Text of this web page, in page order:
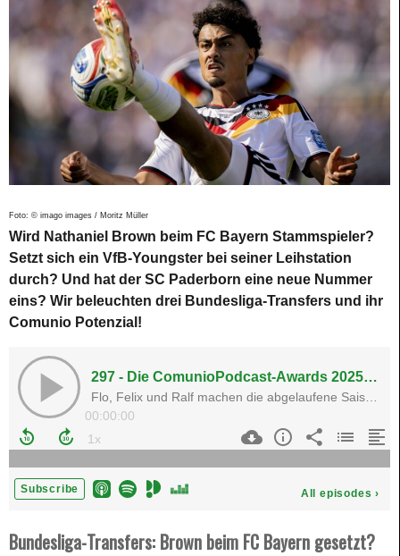
Foto: © imago images / Moritz Müller
Wird Nathaniel Brown beim FC Bayern Stammspieler?
Setzt sich ein VfB-Youngster bei seiner Leihstation
durch? Und hat der SC Paderborn eine neue Nummer
eins? Wir beleuchten drei Bundesliga-Transfers und ihr
Comunio Potenzial!
Bundesliga-Transfers: Brown beim FC Bayern gesetzt?